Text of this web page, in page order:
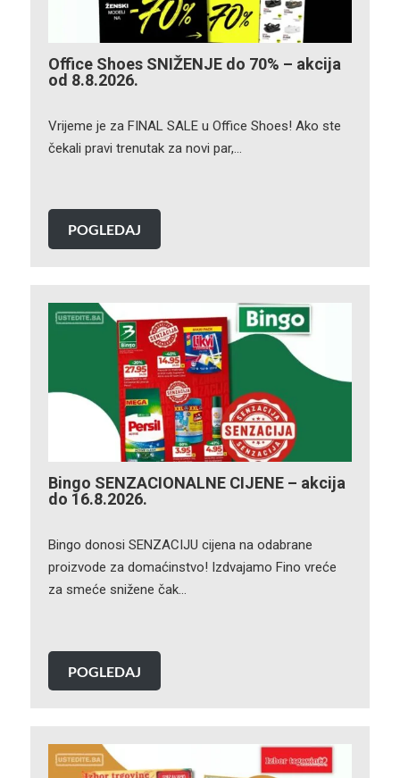
Office Shoes SNIŽENJE do 70% – akcija
od 8.8.2026.
Vrijeme je za FINAL SALE u Office Shoes! Ako ste
čekali pravi trenutak za novi par,…
POGLEDAJ
Bingo SENZACIONALNE CIJENE – akcija
do 16.8.2026.
Bingo donosi SENZACIJU cijena na odabrane
proizvode za domaćinstvo! Izdvajamo Fino vreće
za smeće snižene čak…
POGLEDAJ